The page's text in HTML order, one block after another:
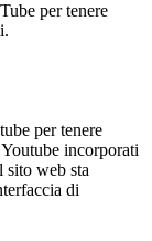
per tenere
per tenere
incorporati
sito web sta
di